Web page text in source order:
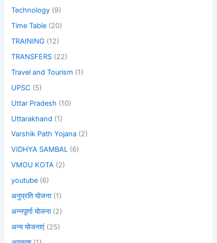
Technology (9)
Time Table (20)
TRAINING (12)
TRANSFERS (22)
Travel and Tourism (1)
UPSC (5)
Uttar Pradesh (10)
Uttarakhand (1)
Varshik Path Yojana (2)
VIDHYA SAMBAL (6)
VMOU KOTA (2)
youtube (6)
अनुप्रति योजना(1)
अन्नपूर्णा योजना(2)
अन्य योजनाएं (25)